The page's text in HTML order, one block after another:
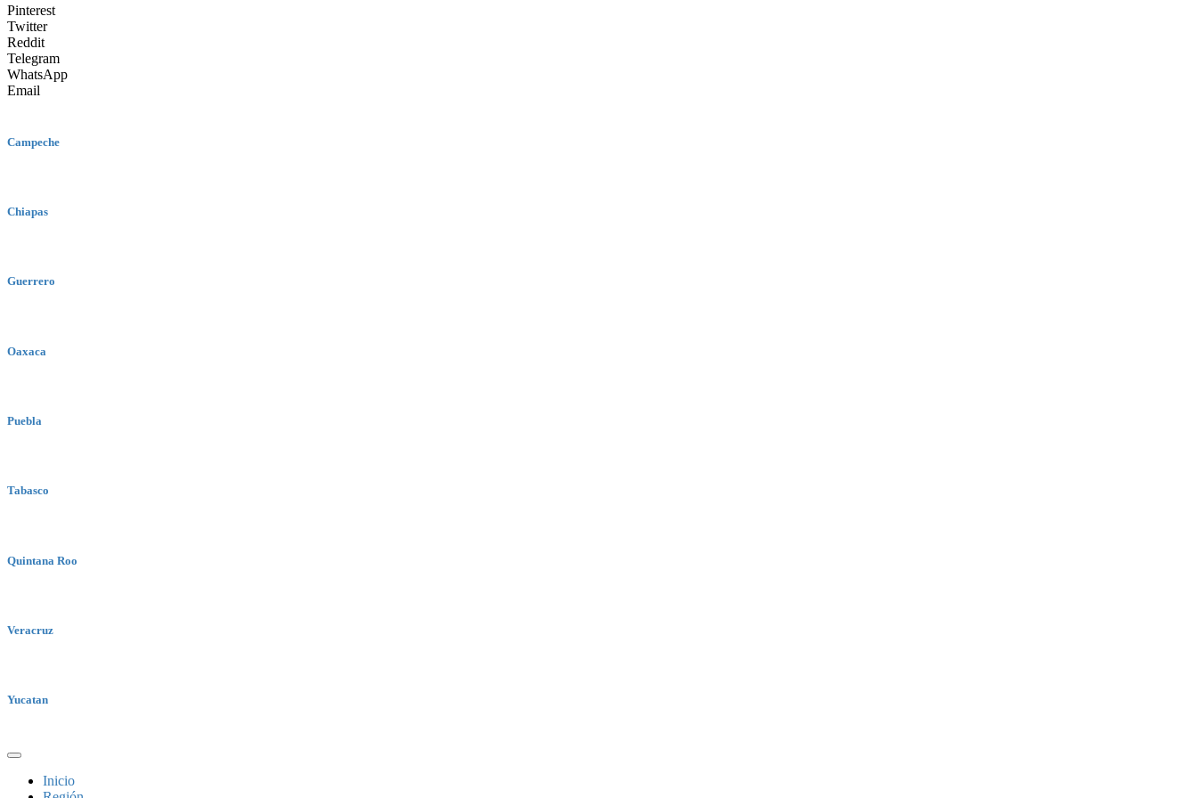
Pinterest
Twitter
Reddit
Telegram
WhatsApp
Email
Campeche
Chiapas
Guerrero
Oaxaca
Puebla
Tabasco
Quintana Roo
Veracruz
Yucatan
Inicio